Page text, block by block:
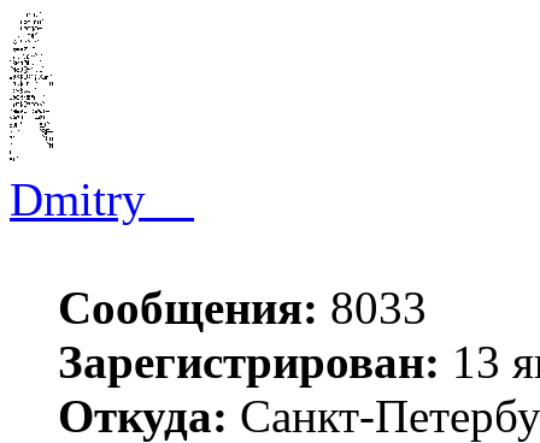
Dmitry__
Сообщения: 8033
Зарегистрирован: 13
Откуда: Санкт-